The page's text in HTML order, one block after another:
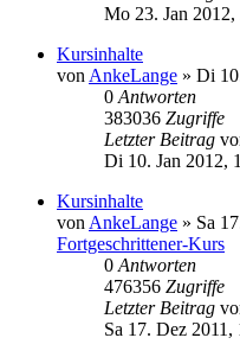
Mo 23. Jan 2012,
Kursinhalte
von AnkeLange » Di
0 Antworten
383036 Zugriffe
Letzter Beitrag
Di 10. Jan 2012,
Kursinhalte
von AnkeLange » Sa
Fortgeschrittener-Kurs
0 Antworten
476356 Zugriffe
Letzter Beitrag
Sa 17. Dez 2011,